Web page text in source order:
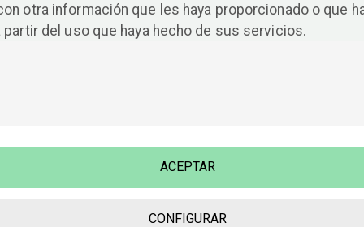
publicada. Los campos obligatorios están
marcados con*
Comentario*
otra información que les haya proporcionado o que
partir del uso que haya hecho de sus servicios.
CONFIGURAR
ACEPTAR